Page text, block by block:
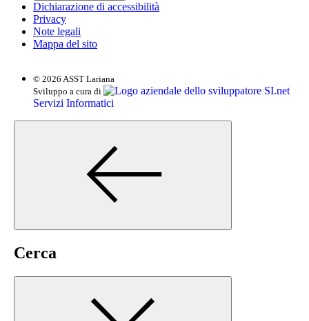
Dichiarazione di accessibilità
Privacy
Note legali
Mappa del sito
© 2026 ASST Lariana
Sviluppo a cura di
SI.net
Servizi Informatici
Cerca